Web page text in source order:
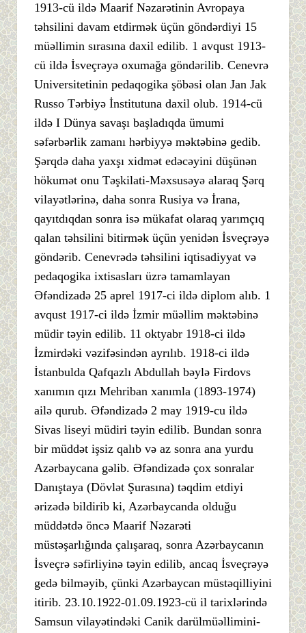
1913-cü ildə Maarif Nəzarətinin Avropaya
təhsilini davam etdirmək üçün göndərdiyi 15
müəllimin sırasına daxil edilib. 1 avqust 1913-
cü ildə İsveçrəyə oxumağa göndərilib. Cenevrə
Universitetinin pedaqogika şöbəsi olan Jan Jak
Russo Tərbiyə İnstitutuna daxil olub. 1914-cü
ildə I Dünya savaşı başladıqda ümumi
səfərbərlik zamanı hərbiyyə məktəbinə gedib.
Şərqdə daha yaxşı xidmət edəcəyini düşünən
hökumət onu Təşkilati-Məxsusəyə alaraq Şərq
vilayətlərinə, daha sonra Rusiya və İrana,
qayıtdıqdan sonra isə mükafat olaraq yarımçıq
qalan təhsilini bitirmək üçün yenidən İsveçrəyə
göndərib. Cenevrədə təhsilini iqtisadiyyat və
pedaqogika ixtisasları üzrə tamamlayan
Əfəndizadə 25 aprel 1917-ci ildə diplom alıb. 1
avqust 1917-ci ildə İzmir müəllim məktəbinə
müdir təyin edilib. 11 oktyabr 1918-ci ildə
İzmirdəki vəzifəsindən ayrılıb. 1918-ci ildə
İstanbulda Qafqazlı Abdullah bəylə Firdovs
xanımın qızı Mehriban xanımla (1893-1974)
ailə qurub. Əfəndizadə 2 may 1919-cu ildə
Sivas liseyi müdiri təyin edilib. Bundan sonra
bir müddət işsiz qalıb və az sonra ana yurdu
Azərbaycana gəlib. Əfəndizadə çox sonralar
Danıştaya (Dövlət Şurasına) təqdim etdiyi
ərizədə bildirib ki, Azərbaycanda olduğu
müddətdə öncə Maarif Nəzarəti
müstəşarlığında çalışaraq, sonra Azərbaycanın
İsveçrə səfirliyinə təyin edilib, ancaq İsveçrəyə
gedə bilməyib, çünki Azərbaycan müstəqilliyini
itirib. 23.10.1922-01.09.1923-cü il tarixlərində
Samsun vilayətindəki Canik darülmüəllimini-